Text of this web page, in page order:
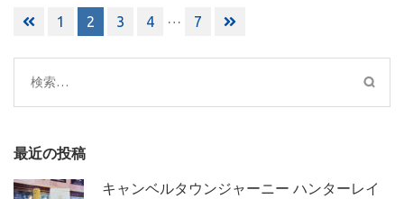
投
ナ
ビ
ゲ
シ
ョ
ン
1 2 3 4 … 7
検
索:
最近の投稿
キャンベルタウンジャーニー ハンターレイ